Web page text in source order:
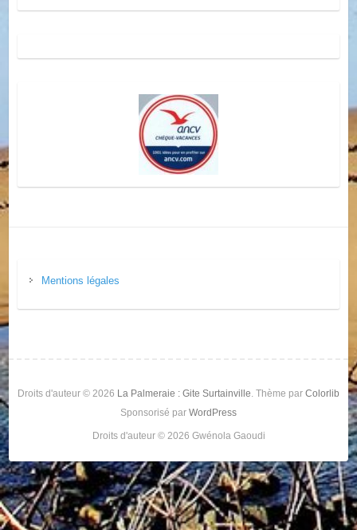
Mentions légales
Droits d'auteur © 2026 La Palmeraie : Gite Surtainville. Thème par Colorlib
Sponsorisé par WordPress
Droits d'auteur © 2026 Gwénola Gaoudi